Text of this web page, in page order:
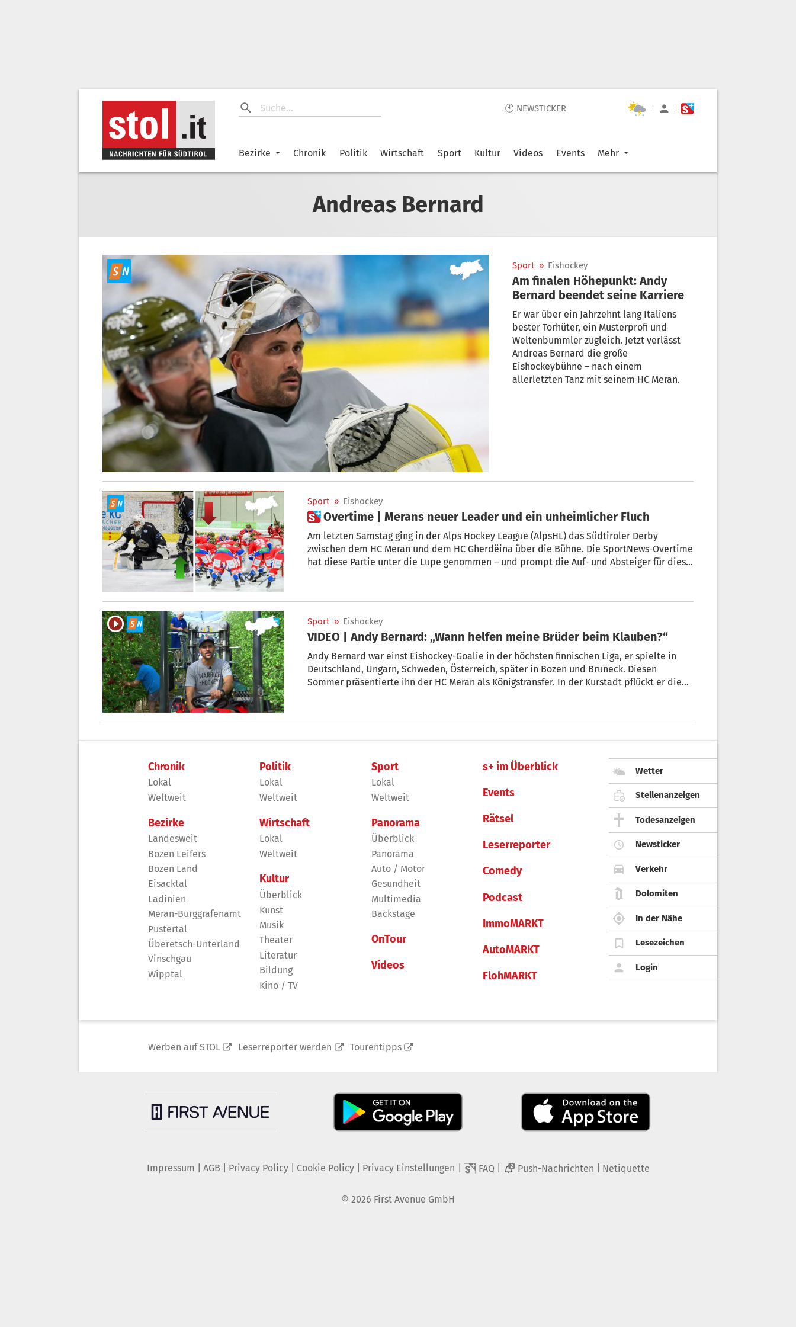
🕙 NEWSTICKER | |
Bezirke Chronik Politik Wirtschaft Sport Kultur Videos Events Mehr
Andreas Bernard
Sport » Eishockey
Am finalen Höhepunkt: Andy
Bernard beendet seine Karriere
Er war über ein Jahrzehnt lang Italiens
bester Torhüter, ein Musterprofi und
Weltenbummler zugleich. Jetzt verlässt
Andreas Bernard die große
Eishockeybühne – nach einem
allerletzten Tanz mit seinem HC Meran.
Sport » Eishockey
 Overtime | Merans neuer Leader und ein unheimlicher Fluch
Am letzten Samstag ging in der Alps Hockey League (AlpsHL) das Südtiroler Derby
zwischen dem HC Meran und dem HC Gherdëina über die Bühne. Die SportNews-Overtime
hat diese Partie unter die Lupe genommen – und prompt die Auf- und Absteiger für diese
Sport » Eishockey
VIDEO | Andy Bernard: „Wann helfen meine Brüder beim Klauben?“
Andy Bernard war einst Eishockey-Goalie in der höchsten finnischen Liga, er spielte in
Deutschland, Ungarn, Schweden, Österreich, später in Bozen und Bruneck. Diesen
Sommer präsentierte ihn der HC Meran als Königstransfer. In der Kurstadt pflückt er die
die MeranArena gemacht. Dort nimmt er seine Mitspieler und seinen Trainer mit
Chronik
Lokal
Weltweit
Bezirke
Landesweit
Bozen Leifers
Bozen Land
Eisacktal
Ladinien
Meran-Burggrafenamt
Pustertal
Überetsch-Unterland
Vinschgau
Wipptal
Politik
Lokal
Weltweit
Wirtschaft
Lokal
Weltweit
Kultur
Überblick
Kunst
Musik
Theater
Literatur
Bildung
Kino / TV
Sport
Lokal
Weltweit
Panorama
Überblick
Panorama
Auto / Motor
Gesundheit
Multimedia
Backstage
OnTour
Videos
s+ im Überblick
Events
Rätsel
Leserreporter
Comedy
Podcast
ImmoMARKT
AutoMARKT
FlohMARKT
Wetter
Stellenanzeigen
Todesanzeigen
Newsticker
Verkehr
Dolomiten
In der Nähe
Lesezeichen
Login
Werben auf STOL Leserreporter werden Tourentipps
Impressum AGB Privacy Policy| Cookie Policy| Privacy Einstellungen FAQ 2 Push-Nachrichten Netiquette
© 2026 First Avenue GmbH